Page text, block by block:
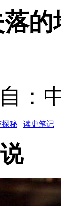
：
探秘 读史笔记